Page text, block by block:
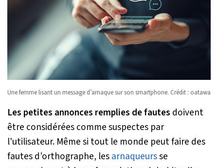
Une femme lisant un message d’arnaque sur son smartphone. Crédit : oatawa
Les petites annonces remplies de fautes doivent
être considérées comme suspectes par
l'utilisateur. Même si tout le monde peut faire des
fautes d’orthographe, lesarnaqueursse